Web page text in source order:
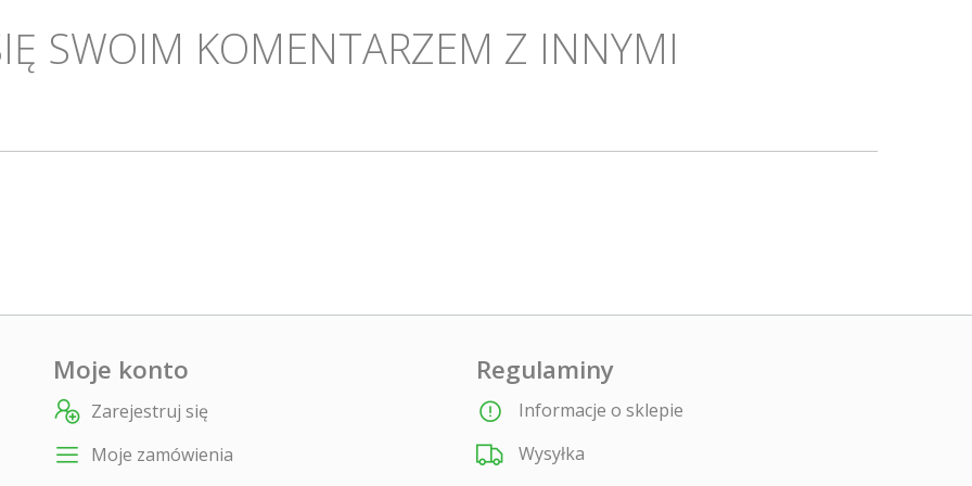
SWOIM KOMENTARZEM Z INNYMI
Moje konto
Zarejestruj się
Moje zamówienia
Regulaminy
Informacje o sklepie
Wysyłka